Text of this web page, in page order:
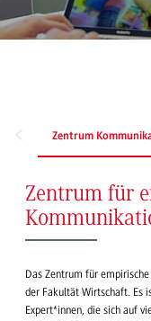
Zentrum
Zentrum für
Das Zentrum für
der Fakultät Wirtschaft. Es
Expert*innen, die sich auf